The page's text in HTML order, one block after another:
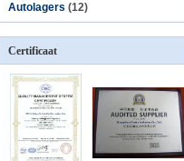
Autolagers (12)
Certificaat